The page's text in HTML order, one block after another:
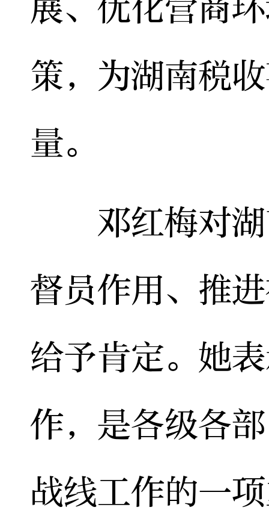
展、优化营商
策，为湖南税
量。
邓红梅对湖
督员作用、推
给予肯定。她
作，是各级各
战线工作的一